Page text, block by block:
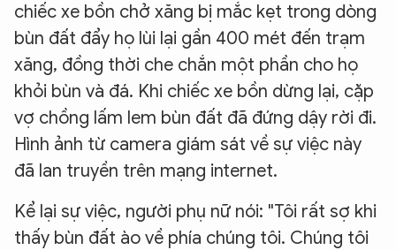
chiếc xe bồn chở xăng bị mắc kẹt trong dòng
bùn đất đẩy họ lùi lại gần 400 mét đến trạm
xăng, đồng thời che chắn một phần cho họ
khỏi bùn và đá. Khi chiếc xe bồn dừng lại, cặp
vợ chồng lấm lem bùn đất đã đứng dậy rời đi.
Hình ảnh từ camera giám sát về sự việc này
đã lan truyền trên mạng internet.
Kể lại sự việc, người phụ nữ nói: "Tôi rất sợ khi
thấy bùn đất ào về phía chúng tôi. Chúng tôi